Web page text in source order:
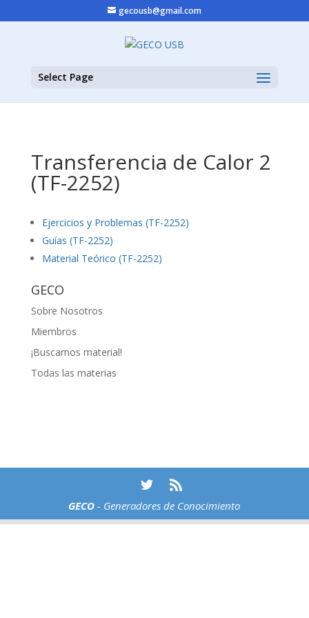
gecousb@gmail.com
Select Page
Transferencia de Calor 2
(TF-2252)
Ejercicios y Problemas (TF-2252)
Guías (TF-2252)
Material Teórico (TF-2252)
GECO
Sobre Nosotros
Miembros
¡Buscamos material!
Todas las materias
GECO - Generadores de Conocimiento